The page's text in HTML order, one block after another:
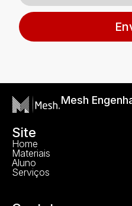
Mesh
Site
Home
Materiais
Aluno
Serviços